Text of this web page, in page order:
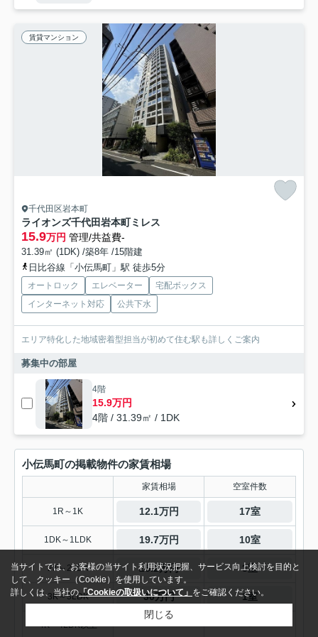
賃貸マンション
千代田区岩本町
ライオンズ千代田岩本町ミレス
15.9万円 管理/共益費-
31.39㎡ (1DK) /築8年 /15階建
日比谷線「小伝馬町」駅 徒歩5分
オートロック エレベーター
宅配ボックス
インターネット対応
公共下水
エリア特化した地域密着型担当が初めて住む駅も詳しくご案内
募集中の部屋
4階
15.9万円
4階 / 31.39㎡ / 1DK
小伝馬町の掲載物件の家賃相場
家賃相場 空室件数
1R～1K 12.1万円 17室
1DK～1LDK 19.7万円 10室
2K～2LDK 25.2万円 3室
3K～3LDK 30万円 1室
4K～4LDK以上 - -
当サイトでは、お客様の当サイト利用状況把握、サービス向上検討を目的と
して、クッキー（Cookie）を使用しています。
詳しくは、当社の「Cookieの取扱いについて」 をご確認ください。
閉じる